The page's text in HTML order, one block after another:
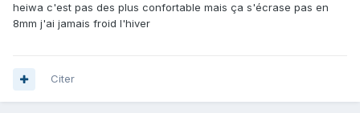
heiwa c'est pas des plus confortable mais ça s'écrase pas en
8mm j'ai jamais froid l'hiver
Citer